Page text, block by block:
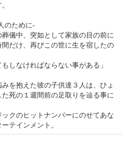
のために-
儀中、突如として家族の目の前に
だけ、再びこの世に生を宿したの
しなければならない事がある」
を抱えた彼の子供達３人は、ひょ
死の１週間前の足取りを辿る事に
クのヒットナンバーにのせてあな
テインメント。